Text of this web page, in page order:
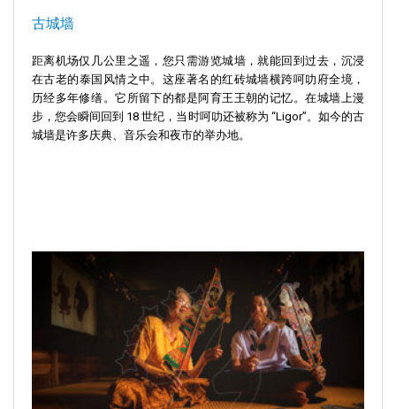
古城墙
距离机场仅几公里之遥，您只需游览城墙，就能回到过去，沉浸
在古老的泰国风情之中。这座著名的红砖城墙横跨呵叻府全境，
历经多年修缮。它所留下的都是阿育王王朝的记忆。在城墙上漫
步，您会瞬间回到 18 世纪，当时呵叻还被称为 “Ligor”。如今的古
城墙是许多庆典、音乐会和夜市的举办地。